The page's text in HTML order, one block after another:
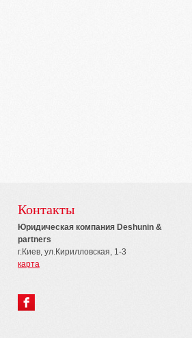
Контакты
Юридическая компания Deshunin &
partners
г.Киев, ул.Кирилловская, 1-3
карта